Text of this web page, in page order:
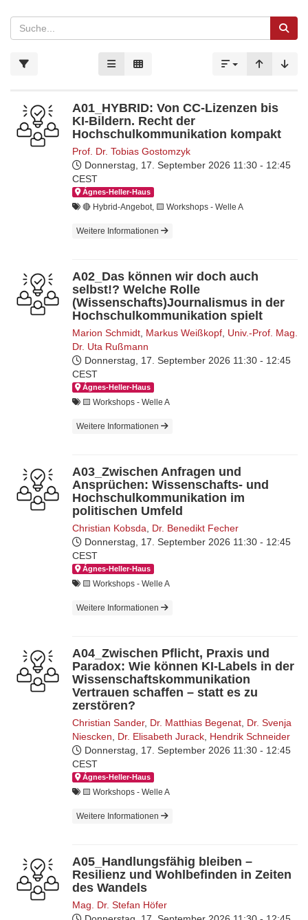
A01_HYBRID: Von CC-Lizenzen bis
KI-Bildern. Recht der
Hochschulkommunikation kompakt
Prof. Dr. Tobias Gostomzyk
Donnerstag, 17. September 2026 11:30 - 12:45
CEST
Ágnes-Hel­ler-Haus
🔴 Hybrid-Angebot, 🟨​ Workshops - Welle A
Weitere Informationen
A02_Das können wir doch auch
selbst!? Welche Rolle
(Wissenschafts)Journalismus in der
Hochschulkommunikation spielt
Marion Schmidt Markus Weißkopf Univ.-Prof. Mag.
Dr. Uta Rußmann
Donnerstag, 17. September 2026 11:30 - 12:45
CEST
Ágnes-Hel­ler-Haus
🟨​ Workshops - Welle A
Weitere Informationen
A03_Zwischen Anfragen und
Ansprüchen: Wissenschafts- und
Hochschulkommunikation im
politischen Umfeld
Christian Kobsda
Dr. Benedikt Fecher
Donnerstag, 17. September 2026 11:30 - 12:45
CEST
Ágnes-Hel­ler-Haus
🟨​ Workshops - Welle A
Weitere Informationen
A04_Zwischen Pflicht, Praxis und
Paradox: Wie können KI-Labels in der
Wissenschaftskommunikation
Vertrauen schaffen – statt es zu
zerstören?
Christian Sander, Dr. Matthias Begenat Dr. Svenja
Niescken
Dr. Elisabeth Jurack Hendrik Schneider
Donnerstag, 17. September 2026 11:30 - 12:45
CEST
Ágnes-Hel­ler-Haus
🟨​ Workshops - Welle A
Weitere Informationen
A05_Handlungsfähig bleiben –
Resilienz und Wohlbefinden in Zeiten
des Wandels
Mag. Dr. Stefan Höfer